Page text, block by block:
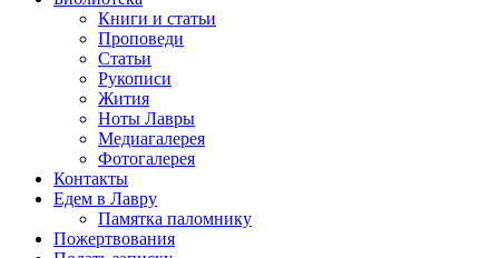
Книги и статьи
Проповеди
Статьи
Рукописи
Жития
Ноты Лавры
Медиагалерея
Фотогалерея
Контакты
Едем в Лавру
Памятка паломнику
Пожертвования